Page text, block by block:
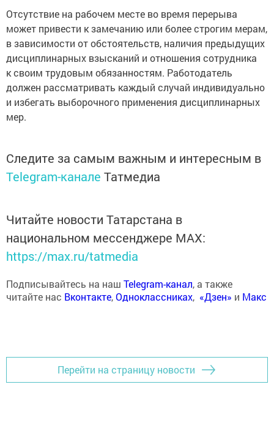
Отсутствие на рабочем месте во время перерыва
может привести к замечанию или более строгим мерам,
в зависимости от обстоятельств, наличия предыдущих
дисциплинарных взысканий и отношения сотрудника
к своим трудовым обязанностям. Работодатель
должен рассматривать каждый случай индивидуально
и избегать выборочного применения дисциплинарных
мер.
Следите за самым важным и интересным в
Telegram-канале Татмедиа
Читайте новости Татарстана в
национальном мессенджере MАХ:
https://max.ru/tatmedia
Подписывайтесь на наш Telegram-канал, а также
читайте нас Вконтакте,Одноклассниках, «Дзен» и Макс
Перейти на страницу новости